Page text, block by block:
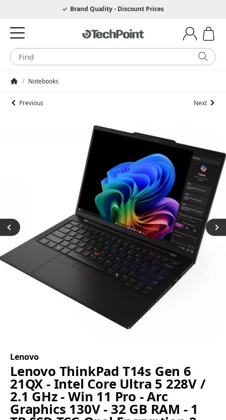
Hotline 0049 6205 3079975Brand Quality - Discount Prices
/ Notebooks
Previous Next
Lenovo
Lenovo ThinkPad T14s Gen 6
21QX - Intel Core Ultra 5 228V /
2.1 GHz - Win 11 Pro - Arc
Graphics 130V - 32 GB RAM - 1